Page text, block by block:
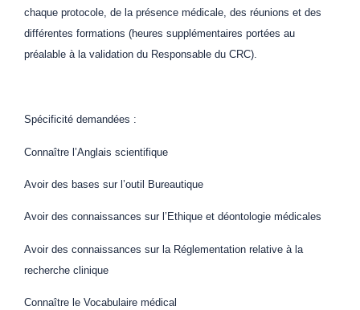
chaque protocole, de la présence médicale, des réunions et des
différentes formations (heures supplémentaires portées au
préalable à la validation du Responsable du CRC).
Spécificité demandées :
Connaître l’Anglais scientifique
Avoir des bases sur l’outil Bureautique
Avoir des connaissances sur l’Ethique et déontologie médicales
Avoir des connaissances sur la Réglementation relative à la
recherche clinique
Connaître le Vocabulaire médical